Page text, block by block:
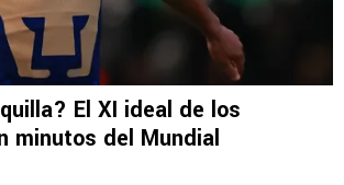
El XI ideal de los
minutos del Mundial